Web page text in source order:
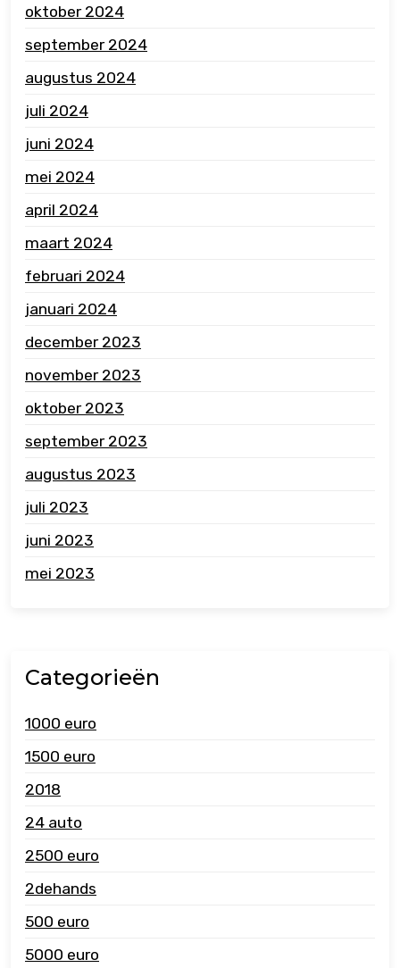
oktober 2024
september 2024
augustus 2024
juli 2024
juni 2024
mei 2024
april 2024
maart 2024
februari 2024
januari 2024
december 2023
november 2023
oktober 2023
september 2023
augustus 2023
juli 2023
juni 2023
mei 2023
Categorieën
1000 euro
1500 euro
2018
24 auto
2500 euro
2dehands
500 euro
5000 euro